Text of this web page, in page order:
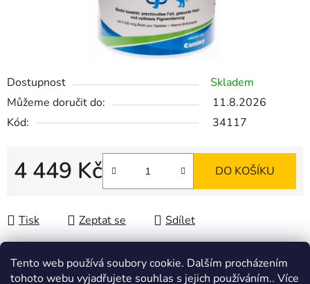
Tento web používá soubory cookie. Dalším procházením
tohoto webu vyjadřujete souhlas s jejich používáním.. Více
Dostupnost
Skladem
Můžeme doručit do:
11.8.2026
Kód:
34117
4 449 Kč DO KOŠÍKU
Tisk Zeptat se Sdílet